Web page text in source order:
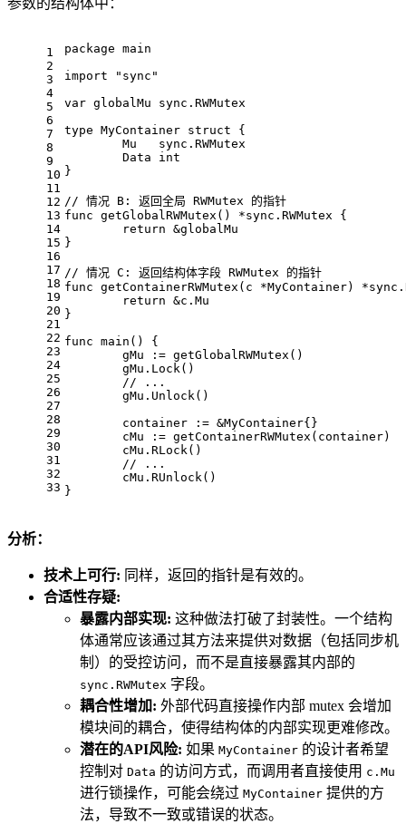
参数的结构体中：
1
2
3
4
5
6
7
8
9
10
11
12
13
14
15
16
17
18
19
20
21
22
23
24
25
26
27
28
29
30
31
32
33
package main
import
"sync"
var globalMu sync.RWMutex
type MyContainer struct {
	Mu   sync.RWMutex
	Data
int
}
// 情况 B: 返回全局 RWMutex 的指针
func getGlobalRWMutex ()
*sync.RWMutex {
return &globalMu
}
// 情况 C: 返回结构体字段 RWMutex 的指针
func getContainerRWMutex (c *MyContainer)
return &c.Mu
}
func main ()
{
	gMu := getGlobalRWMutex()
	gMu.Lock()
// ...
	gMu.Unlock()
	container := &MyContainer{}
	cMu := getContainerRWMutex(container)
	cMu.RLock()
// ...
	cMu.RUnlock()
}
分析：
技术上可行: 同样，返回的指针是有效的。
合适性存疑:
暴露内部实现: 这种做法打破了封装性。一个结构
体通常应该通过其方法来提供对数据（包括同步机
制）的受控访问，而不是直接暴露其内部的
sync.RWMutex 字段。
耦合性增加: 外部代码直接操作内部 mutex 会增加
模块间的耦合，使得结构体的内部实现更难修改。
潜在的API风险: 如果 MyContainer 的设计者希望
控制对 Data 的访问方式，而调用者直接使用 c.Mu
进行锁操作，可能会绕过 MyContainer 提供的方
法，导致不一致或错误的状态。